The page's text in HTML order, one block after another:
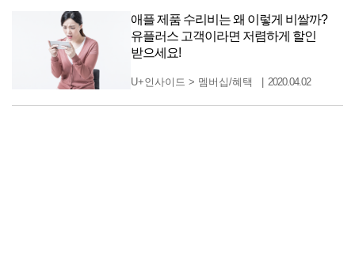
애플 제품 수리비는 왜 이렇게 비쌀까?
유플러스 고객이라면 저렴하게 할인
받으세요!
U+인사이드 > 멤버십/혜택 2020.04.02